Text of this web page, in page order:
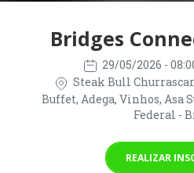
Bridges
29/05/2026 -
Steak Bull
Buffet, Adega, Vinhos, Asa
Federal -
REALIZAR